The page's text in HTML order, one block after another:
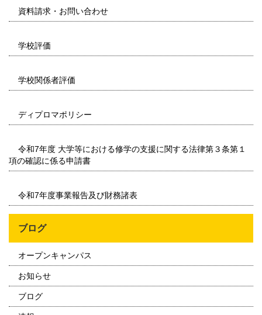
資料請求・お問い合わせ
学校評価
学校関係者評価
ディプロマポリシー
令和7年度 大学等における修学の支援に関する法律第３条第１
項の確認に係る申請書
令和7年度事業報告及び財務諸表
ブログ
オープンキャンパス
お知らせ
ブログ